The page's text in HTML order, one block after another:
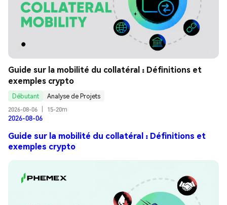
Guide sur la mobilité du collatéral : Définitions et
exemples crypto
Débutant
Analyse de Projets
2026-08-06
15-20m
2026-08-06
Guide sur la mobilité du collatéral : Définitions et
exemples crypto